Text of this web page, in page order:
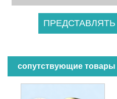
сопутствующие товары